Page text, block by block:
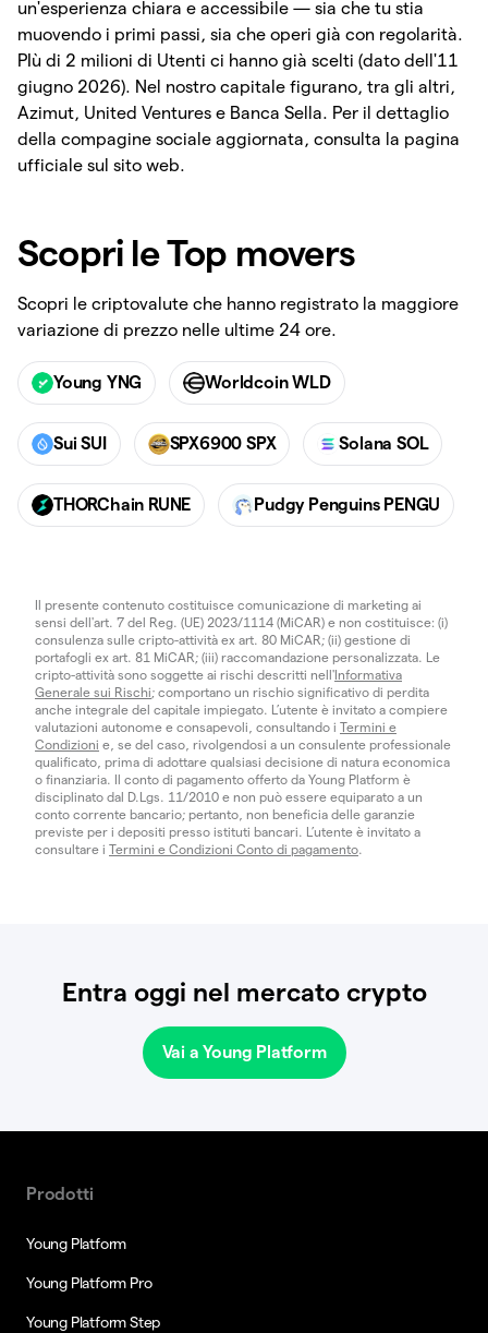
un'esperienza chiara e accessibile — sia che tu stia
muovendo i primi passi, sia che operi già con regolarità.
PIù di 2 milioni di Utenti ci hanno già scelti (dato dell'11
giugno 2026). Nel nostro capitale figurano, tra gli altri,
Azimut, United Ventures e Banca Sella. Per il dettaglio
della compagine sociale aggiornata, consulta la pagina
ufficiale sul sito web.
Scopri le Top movers
Scopri le criptovalute che hanno registrato la maggiore
variazione di prezzo nelle ultime 24 ore.
Young YNG Worldcoin WLD
Sui SUI SPX6900 SPX Solana SOL
THORChain RUNE Pudgy Penguins PENGU
Il presente contenuto costituisce comunicazione di marketing ai
sensi dell'art. 7 del Reg. (UE) 2023/1114 (MiCAR) e non costituisce: (i)
consulenza sulle cripto-attività ex art. 80 MiCAR; (ii) gestione di
portafogli ex art. 81 MiCAR; (iii) raccomandazione personalizzata. Le
cripto-attività sono soggette ai rischi descritti nell' Informativa
Generale sui Rischi; comportano un rischio significativo di perdita
anche integrale del capitale impiegato. L’utente è invitato a compiere
valutazioni autonome e consapevoli, consultando i Termini e
Condizioni e, se del caso, rivolgendosi a un consulente professionale
qualificato, prima di adottare qualsiasi decisione di natura economica
o finanziaria. Il conto di pagamento offerto da Young Platform è
disciplinato dal D.Lgs. 11/2010 e non può essere equiparato a un
conto corrente bancario; pertanto, non beneficia delle garanzie
previste per i depositi presso istituti bancari. L’utente è invitato a
consultare i Termini e Condizioni Conto di pagamento.
Entra oggi nel mercato crypto
Vai a Young Platform
Prodotti
Young Platform
Young Platform Pro
Young Platform Step